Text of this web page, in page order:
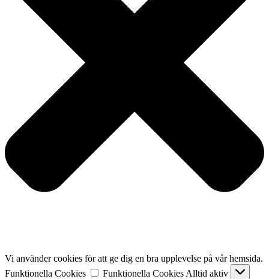
Vi använder cookies för att ge dig en bra upplevelse på vår hemsida.
Funktionella Cookies
Funktionella Cookies Alltid aktiv